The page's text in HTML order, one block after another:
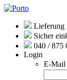
Lieferung
Sicher
040 / 875
Login
E-Mail